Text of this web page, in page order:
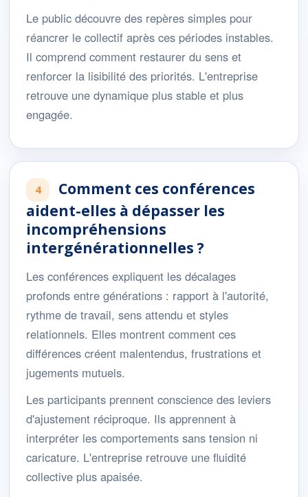
Le public découvre des repères simples pour
réancrer le collectif après ces périodes instables.
Il comprend comment restaurer du sens et
renforcer la lisibilité des priorités. L'entreprise
retrouve une dynamique plus stable et plus
engagée.
4
Comment ces conférences
aident-elles à dépasser les
incompréhensions
intergénérationnelles ?
Les conférences expliquent les décalages
profonds entre générations : rapport à l'autorité,
rythme de travail, sens attendu et styles
relationnels. Elles montrent comment ces
différences créent malentendus, frustrations et
jugements mutuels.
Les participants prennent conscience des leviers
d'ajustement réciproque. Ils apprennent à
interpréter les comportements sans tension ni
caricature. L'entreprise retrouve une fluidité
collective plus apaisée.